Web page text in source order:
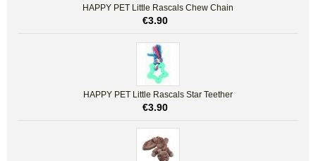
HAPPY PET Little Rascals Chew Chain
€3.90
HAPPY PET Little Rascals Star Teether
€3.90